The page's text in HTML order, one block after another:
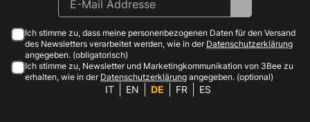
Ich stimme zu, dass meine personenbezogenen Daten für den Versand
des Newsletters verarbeitet werden, wie in der Datenschutzerklärung
angegeben. (obligatorisch)
Ich stimme zu, Newsletter und Marketingkommunikation von 3Bee zu
erhalten, wie in der Datenschutzerklärung angegeben. (optional)
IT EN DE FR ES